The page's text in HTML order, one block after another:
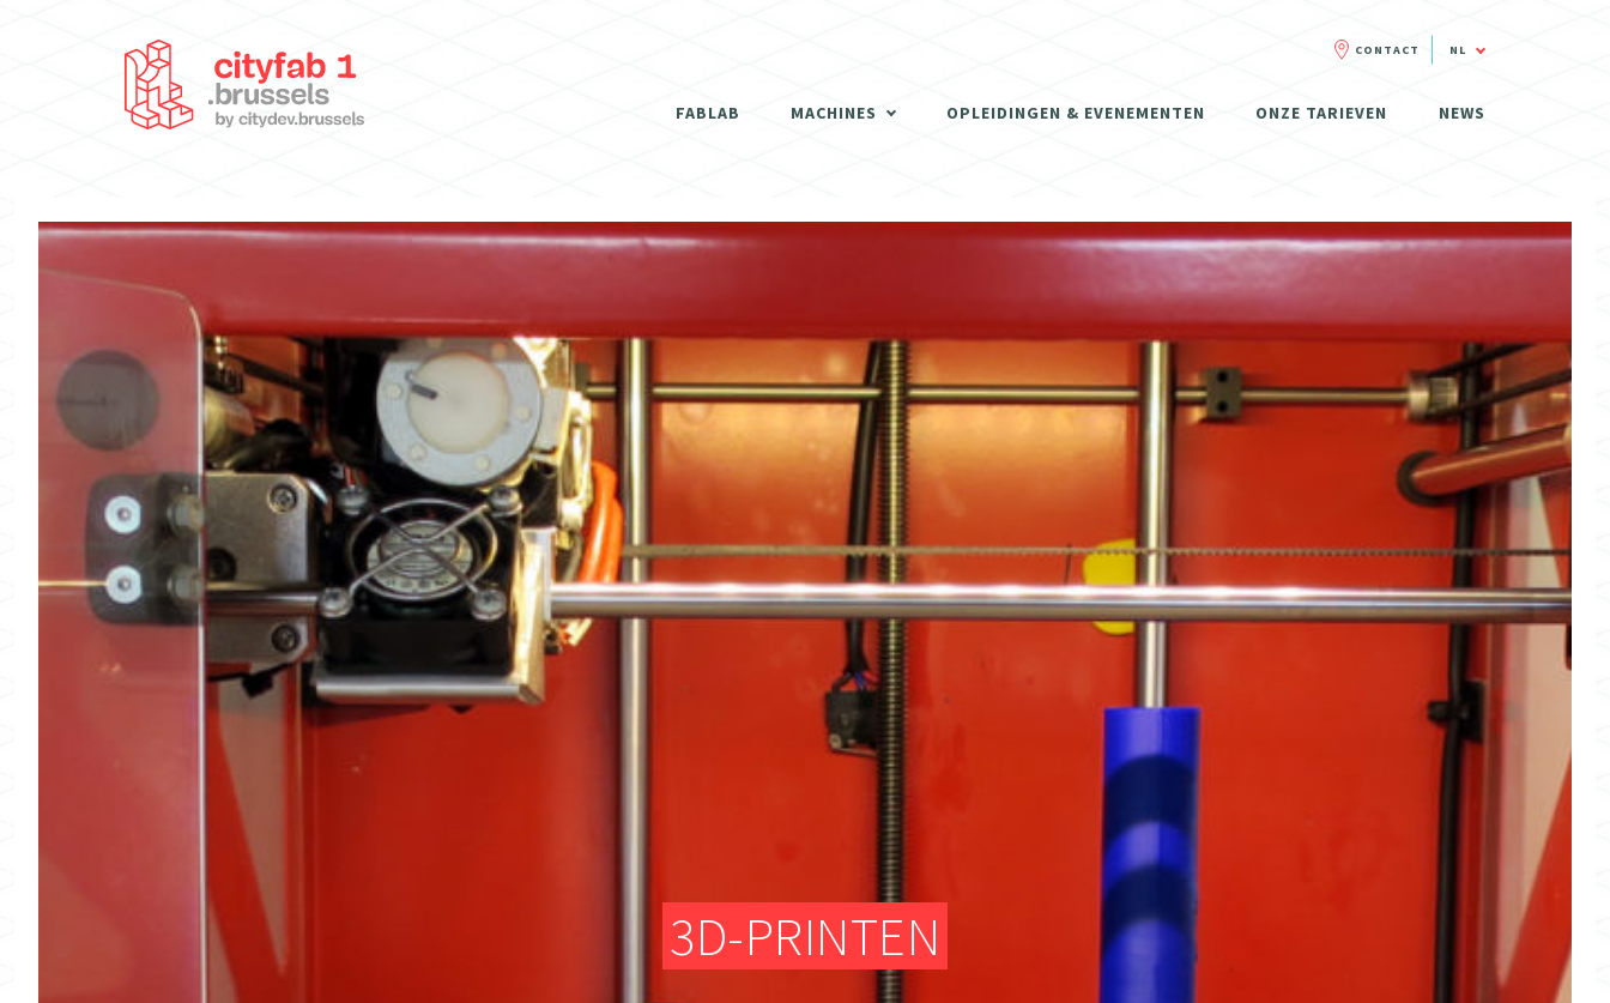
FABLAB MACHINES
DE LASERCUTTERS
SCHRIJNWERKERIJ
DIGITALE FREESMACHINES (CNC)
ELEKTRONISCH GEDEELTE
TEXTIELATELIER
OPLEIDINGEN & EVENEMENTEN ONZE TARIEVEN NEWS
CONTACT NL
3D PRINTERS
DIGITALE FREESMACHINES (CNC)
ELEKTRONISCH GEDEELTE
TEXTIELATELIER
3D-PRINTEN